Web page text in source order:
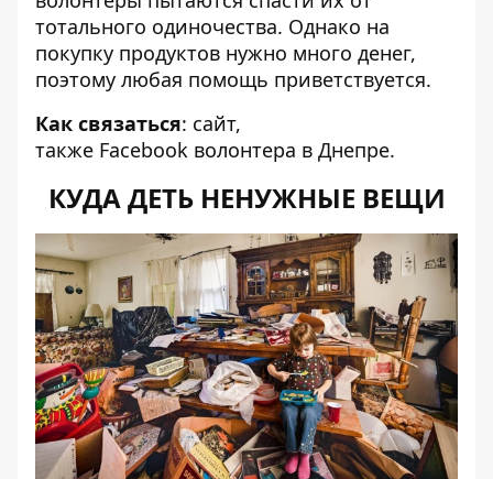
тотального одиночества. Однако на
покупку продуктов нужно много денег,
поэтому любая помощь приветствуется.
Как связаться: сайт,
также Facebook волонтера в Днепре.
КУДА ДЕТЬ НЕНУЖНЫЕ ВЕЩИ